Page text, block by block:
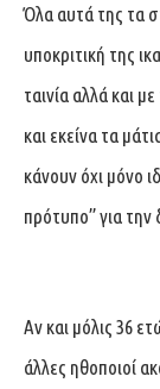
Όλα αυτά της τα
υποκριτική της
ταινία αλλά και
και εκείνα τα
κάνουν όχι μόνο
πρότυπο” για την
Αν και μόλις 36
άλλες ηθοποιοί